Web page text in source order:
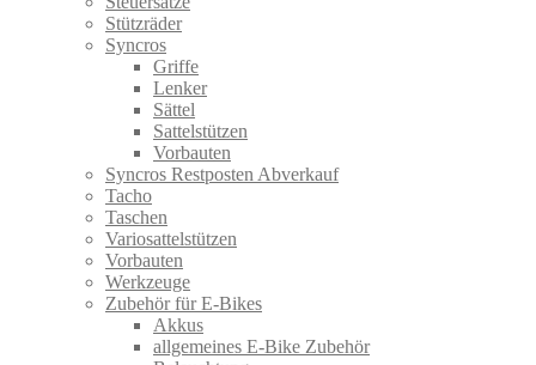
Stützräder
Syncros
Griffe
Lenker
Sättel
Sattelstützen
Vorbauten
Syncros Restposten Abverkauf
Tacho
Taschen
Variosattelstützen
Vorbauten
Werkzeuge
Zubehör für E-Bikes
Akkus
allgemeines E-Bike Zubehör